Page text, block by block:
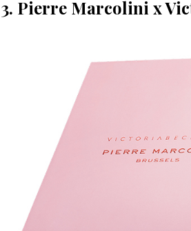
3. Pierre Marcolini x